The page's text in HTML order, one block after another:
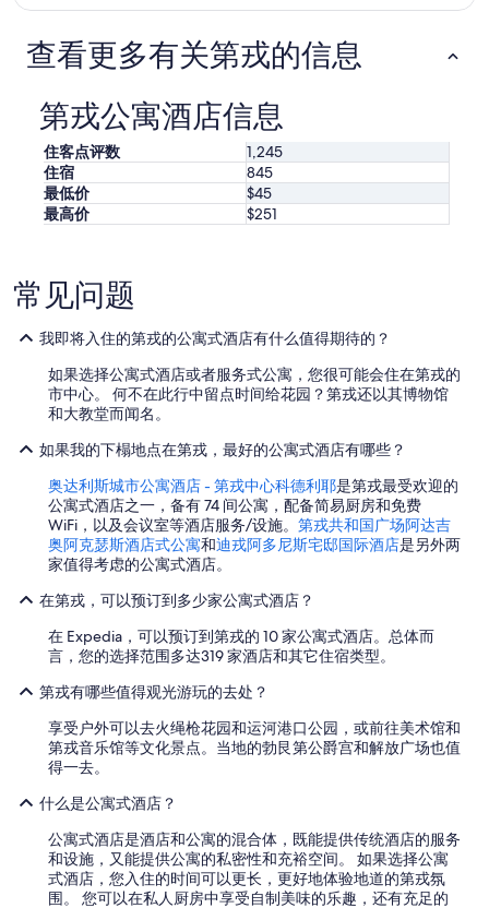
查看更多有关第戎的信息
第戎公寓酒店信息
住客点评数
1,245
住宿
845
最低价
$45
最高价
$251
常见问题
我即将入住的第戎的公寓式酒店有什么值得期待的？
如果选择公寓式酒店或者服务式公寓，您很可能会住在第戎的
市中心。 何不在此行中留点时间给花园？第戎还以其博物馆
和大教堂而闻名。
如果我的下榻地点在第戎，最好的公寓式酒店有哪些？
奥达利斯城市公寓酒店 - 第戎中心科德利耶是第戎最受欢迎的
公寓式酒店之一，备有 74 间公寓，配备简易厨房和免费
WiFi，以及会议室等酒店服务/设施。 第戎共和国广场阿达吉
奥阿克瑟斯酒店式公寓和迪戎阿多尼斯宅邸国际酒店是另外两
家值得考虑的公寓式酒店。
在第戎，可以预订到多少家公寓式酒店？
在 Expedia，可以预订到第戎的 10 家公寓式酒店。总体而
言，您的选择范围多达319 家酒店和其它住宿类型。
第戎有哪些值得观光游玩的去处？
享受户外可以去火绳枪花园和运河港口公园，或前往美术馆和
第戎音乐馆等文化景点。当地的勃艮第公爵宫和解放广场也值
得一去。
什么是公寓式酒店？
公寓式酒店是酒店和公寓的混合体，既能提供传统酒店的服务
和设施，又能提供公寓的私密性和充裕空间。 如果选择公寓
式酒店，您入住的时间可以更长，更好地体验地道的第戎氛
围。 您可以在私人厨房中享受自制美味的乐趣，还有充足的